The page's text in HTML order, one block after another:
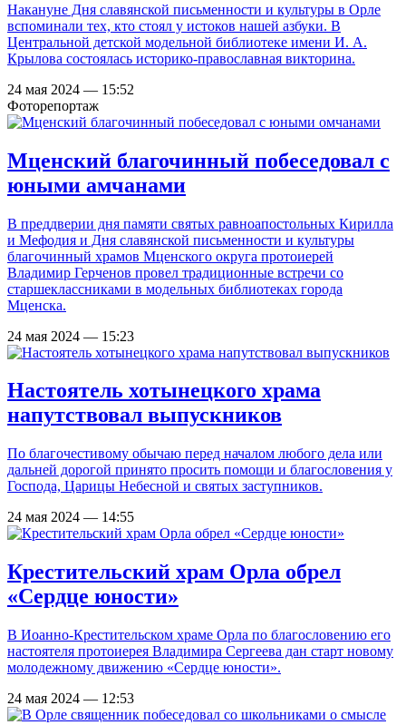
Накануне Дня славянской письменности и культуры в Орле
вспоминали тех, кто стоял у истоков нашей азбуки. В
Центральной детской модельной библиотеке имени И. А.
Крылова состоялась историко-православная викторина.
24 мая 2024 — 15:52
Фоторепортаж
Мценский благочинный побеседовал с
юными амчанами
В преддверии дня памяти святых равноапостольных Кирилла
и Мефодия и Дня славянской письменности и культуры
благочинный храмов Мценского округа протоиерей
Владимир Герченов провел традиционные встречи со
старшеклассниками в модельных библиотеках города
Мценска.
24 мая 2024 — 15:23
Настоятель хотынецкого храма
напутствовал выпускников
По благочестивому обычаю перед началом любого дела или
дальней дорогой принято просить помощи и благословения у
Господа, Царицы Небесной и святых заступников.
24 мая 2024 — 14:55
Крестительский храм Орла обрел
«Сердце юности»
В Иоанно-Крестительском храме Орла по благословению его
настоятеля протоиерея Владимира Сергеева дан старт новому
молодежному движению «Сердце юности».
24 мая 2024 — 12:53